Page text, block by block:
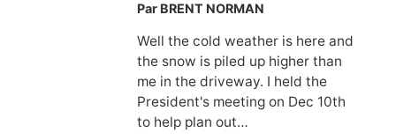
Par BRENT NORMAN
Well the cold weather is here and
the snow is piled up higher than
me in the driveway. I held the
President's meeting on Dec 10th
to help plan out…